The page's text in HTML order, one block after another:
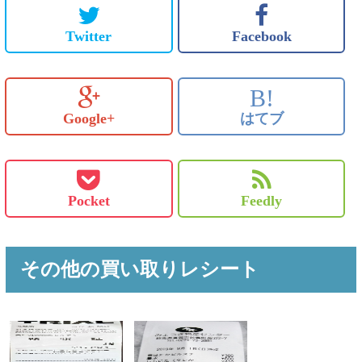
Twitter Facebook
Google+
B!
はてブ
Pocket Feedly
その他の買い取りレシート